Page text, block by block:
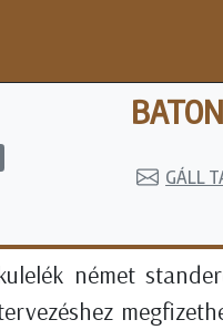
GÁLL
német